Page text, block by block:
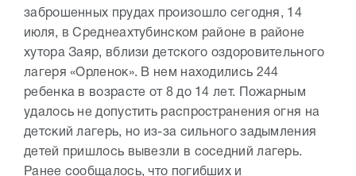
заброшенных прудах произошло сегодня, 14
июля, в Среднеахтубинском районе в районе
хутора Заяр, вблизи детского оздоровительного
лагеря «Орленок». В нем находились 244
ребенка в возрасте от 8 до 14 лет. Пожарным
удалось не допустить распространения огня на
детский лагерь, но из-за сильного задымления
детей пришлось вывезли в соседний лагерь.
Ранее сообщалось, что погибших и